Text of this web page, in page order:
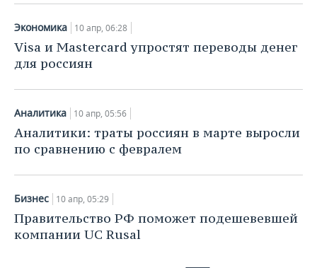
Экономика 10 апр, 06:28
Visa и Mastercard упростят переводы денег
для россиян
Аналитика 10 апр, 05:56
Аналитики: траты россиян в марте выросли
по сравнению с февралем
Бизнес 10 апр, 05:29
Правительство РФ поможет подешевевшей
компании UC Rusal